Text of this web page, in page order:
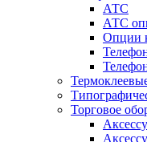
АТС
АТС
Опции
Торговое